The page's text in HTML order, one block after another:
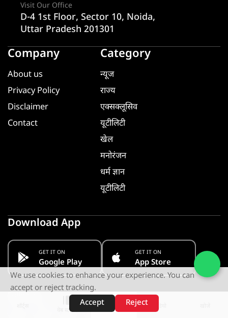
वेब स्टोरीज़
Visit Our Office
D-4 1st Floor, Sector 10, Noida,
Uttar Pradesh 201301
Company
About us
Privacy Policy
Disclaimer
Contact
Category
न्यूज
राज्य
एक्सक्लूसिव
यूटीलिटी
खेल
मनोरंजन
धर्म ज्ञान
यूटीलिटी
Download App
GET IT ON
Google Play
GET IT ON
App Store
We use cookies to enhance your experience. You can
accept or reject tracking.
Accept
Reject